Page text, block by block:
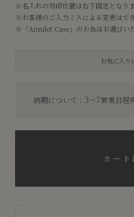
※名入れの刻印位置は右下固定となりま
※お客様のご入力ミスによる変更はで
※「Amulet Case」のお色はお選びい
納期について：3〜7営業日程
お気に入り
カート